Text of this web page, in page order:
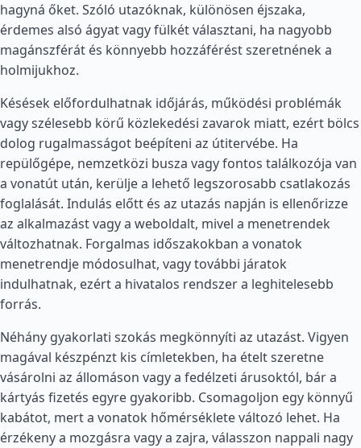
hagyná őket. Szóló utazóknak, különösen éjszaka,
érdemes alsó ágyat vagy fülkét választani, ha nagyobb
magánszférát és könnyebb hozzáférést szeretnének a
holmijukhoz.
Késések előfordulhatnak időjárás, működési problémák
vagy szélesebb körű közlekedési zavarok miatt, ezért bölcs
dolog rugalmasságot beépíteni az útitervébe. Ha
repülőgépe, nemzetközi busza vagy fontos találkozója van
a vonatút után, kerülje a lehető legszorosabb csatlakozás
foglalását. Indulás előtt és az utazás napján is ellenőrizze
az alkalmazást vagy a weboldalt, mivel a menetrendek
változhatnak. Forgalmas időszakokban a vonatok
menetrendje módosulhat, vagy további járatok
indulhatnak, ezért a hivatalos rendszer a leghitelesebb
forrás.
Néhány gyakorlati szokás megkönnyíti az utazást. Vigyen
magával készpénzt kis címletekben, ha ételt szeretne
vásárolni az állomáson vagy a fedélzeti árusoktól, bár a
kártyás fizetés egyre gyakoribb. Csomagoljon egy könnyű
kabátot, mert a vonatok hőmérséklete változó lehet. Ha
érzékeny a mozgásra vagy a zajra, válasszon nappali nagy